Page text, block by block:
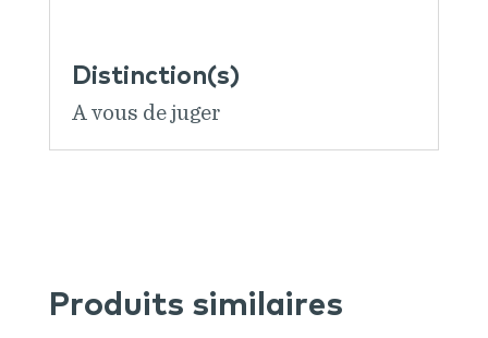
Distinction(s)
A vous de juger
Produits similaires